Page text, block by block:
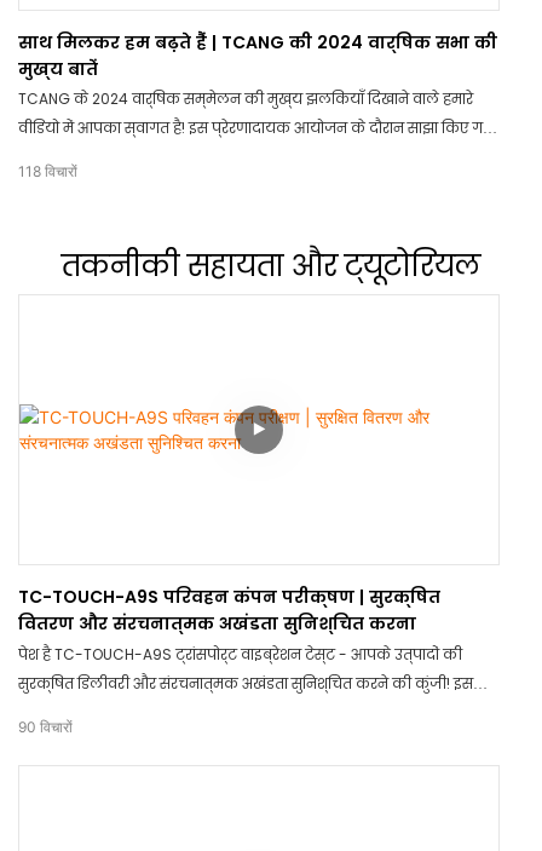
साथ मिलकर हम बढ़ते हैं | TCANG की 2024 वार्षिक सभा की
मुख्य बातें
TCANG के 2024 वार्षिक सम्मेलन की मुख्य झलकियाँ दिखाने वाले हमारे
वीडियो में आपका स्वागत है! इस प्रेरणादायक आयोजन के दौरान साझा किए गए
118 विचारों
तकनीकी सहायता और ट्यूटोरियल
TC-TOUCH-A9S परिवहन कंपन परीक्षण | सुरक्षित
वितरण और संरचनात्मक अखंडता सुनिश्चित करना
पेश है TC-TOUCH-A9S ट्रांसपोर्ट वाइब्रेशन टेस्ट - आपके उत्पादों की
सुरक्षित डिलीवरी और संरचनात्मक अखंडता सुनिश्चित करने की कुंजी! इस
क्षतिग्रस्त सामान को अलविदा कहें और मन की शांति पाएँ।
90 विचारों